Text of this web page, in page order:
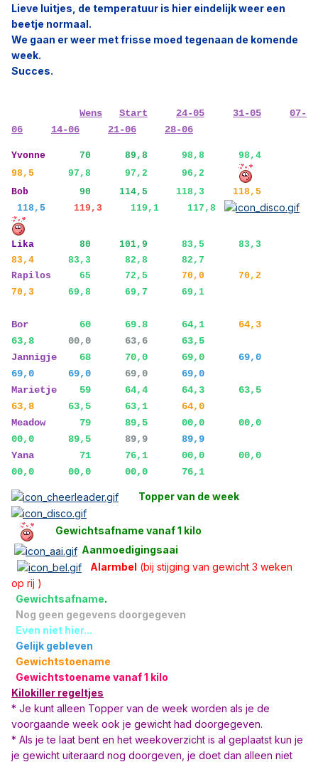
Lieve luitjes, de temperatuur is hier eindelijk weer een
beetje normaal.
We gaan er weer met frisse moed tegenaan de komende
week.
Succes.
Wens Start 24-05 31-05
07-
06
14-06 21-06 28-06
Yvonne 70 89,8
98,8 98,4
98,5 97,8 97,2 96,2
Bob
90 114,5 118,3 118,5
118,5 119,3 119,1 117,8
Lika 80 101,9
83,5 83,3
83,4
83,3 82,8 82,7
Rapilos 65 72,5
70,0 70,2
70,3
69,8 69,7 69,1
Bor 60 69.8 64,1 64,3
63,8 00,0 63,6 63,5
Jannigje 68 70,0 69,0 69,0
69,0 69,0 69,0 69,0
Marietje 59 64,4 64,3 63,5
63,8 63,5 63,1
64,0
Meadow79 89,5 00,0 00,0
00,0 89,5 89,9
89,9
Yana 71 76,1 00,0 00,0
00,0 00,0 00,0 76,1
Topper van de week
Gewichtsafname vanaf 1 kilo
Aanmoedigingsaai
Alarmbel (bij stijging van gewicht 3 weken
op rij )
Gewichtsafname.
Nog geen gegevens doorgegeven
Even niet hier...
Gelijk gebleven
Gewichtstoename
Gewichtstoename vanaf 1 kilo
Kilokiller regeltjes
* Je kunt alleen Topper van de week worden als je de
voorgaande week ook je gewicht had doorgegeven.
* Als je te laat bent en het weekoverzicht is al geplaatst kun je
je gewicht uiteraard nog doorgeven, je doet dan alleen niet